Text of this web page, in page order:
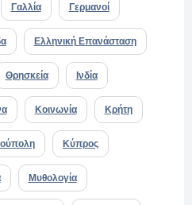
Γαλλία Γερμανοί
Ελληνική Επανάσταση
Θρησκεία Ινδία
Κοινωνία Κρήτη
Κύπρος
Μυθολογία